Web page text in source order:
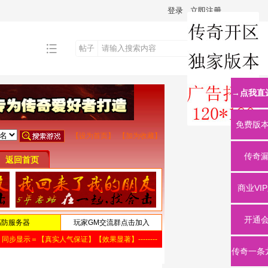
登录 立即注册
帖子
搜
索
→点我直
免费版
传奇
商业
开通
传奇一条